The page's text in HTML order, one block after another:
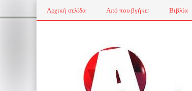
Αρχική σελίδα Από που βγήκε; Βιβλία